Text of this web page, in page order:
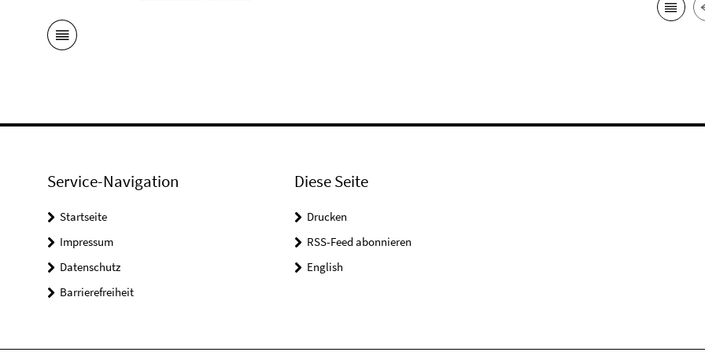
Service-Navigation
Startseite
Impressum
Datenschutz
Barrierefreiheit
Diese Seite
Drucken
RSS-Feed abonnieren
English